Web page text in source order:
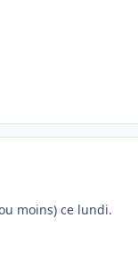
moins) ce lundi.